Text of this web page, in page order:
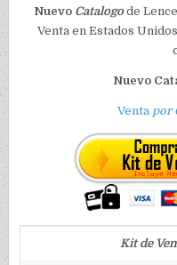
Nuevo Catalogode
Venta en Estados
Nuevo
Venta por
Kit de